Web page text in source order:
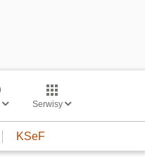
Serwisy
KSeF